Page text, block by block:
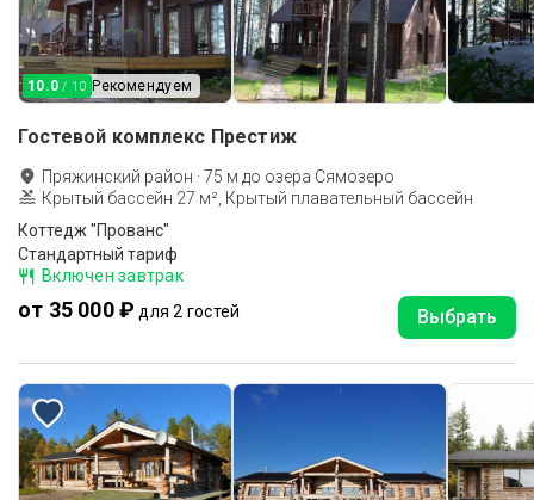
10.0 / 10 Рекомендуем
Гостевой комплекс Престиж
Пряжинский район ·75 м до озера Сямозеро
Крытый бассейн 27 м², Крытый плавательный бассейн
Коттедж "Прованс"
Стандартный тариф
Включен завтрак
от 35 000 ₽ для 2 гостей Выбрать